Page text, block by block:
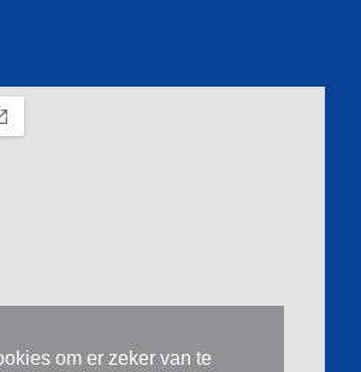
om er zeker van te